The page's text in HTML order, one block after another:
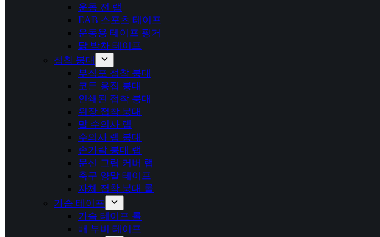
운동 전 랩
EAB 스포츠 테이프
운동용 테이프 핑거
닭 박차 테이프
점착 붕대
부직포 점착 붕대
코튼 응집 붕대
인쇄된 접착 붕대
위장 접착 붕대
말 수의사 랩
수의사 랩 붕대
손가락 붕대 랩
문신 그립 커버 랩
축구 양말 테이프
자체 접착 붕대 롤
가슴 테이프
가슴 테이프 롤
배 부비 테이프